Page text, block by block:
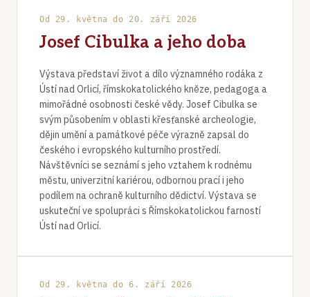
PRÁVĚ PROBÍHÁ
Od 29. května do 20. září 2026
Josef Cibulka a jeho doba
Výstava představí život a dílo významného rodáka z
Ústí nad Orlicí, římskokatolického kněze, pedagoga a
mimořádné osobnosti české vědy. Josef Cibulka se
svým působením v oblasti křesťanské archeologie,
dějin umění a památkové péče výrazně zapsal do
českého i evropského kulturního prostředí.
Návštěvníci se seznámí s jeho vztahem k rodnému
městu, univerzitní kariérou, odbornou prací i jeho
podílem na ochraně kulturního dědictví. Výstava se
uskuteční ve spolupráci s Římskokatolickou farností
Ústí nad Orlicí.
PRÁVĚ PROBÍHÁ
Od 29. května do 6. září 2026